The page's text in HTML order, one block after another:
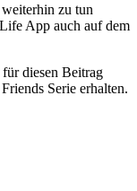
zu tun
App auch auf dem
diesen Beitrag
Serie erhalten.